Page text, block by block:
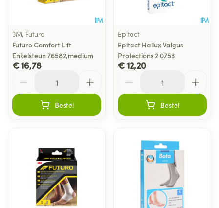
3M, Futuro
Futuro Comfort Lift
Enkelsteun 76582,medium
€ 16,78
Bestel
Epitact
Epitact Hallux Valgus
Protections 2 0753
€ 12,20
Bestel